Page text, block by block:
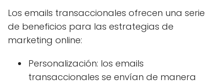
Los emails transaccionales ofrecen una serie
de beneficios para las estrategias de
marketing online:
Personalización: los emails
transaccionales se envían de manera